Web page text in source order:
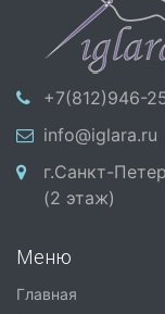
+7(812)946-
info@iglara.ru
г.Санкт-
(2 этаж)
Меню
Главная